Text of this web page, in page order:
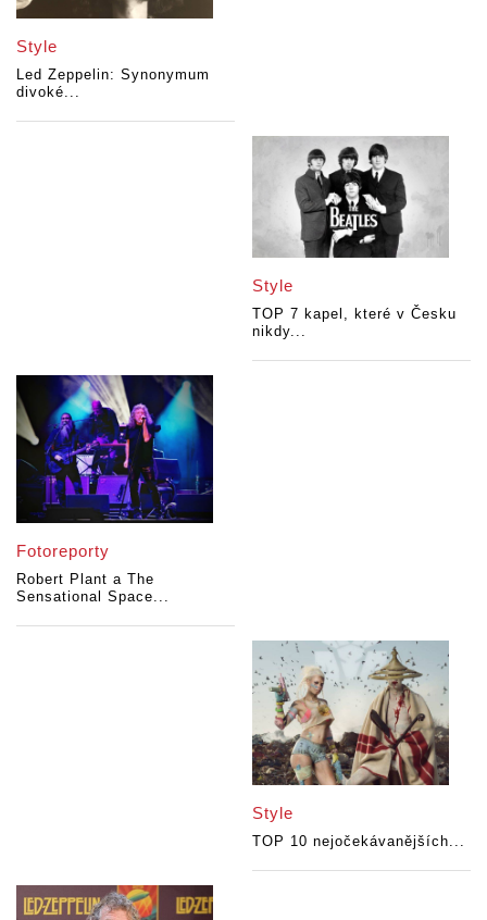
Style
Led Zeppelin: Synonymum
divoké...
Style
TOP 7 kapel, které v Česku
nikdy...
Fotoreporty
Robert Plant a The
Sensational Space...
Style
TOP 10 nejočekávanějších...